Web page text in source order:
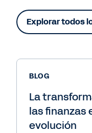
Explorar todos
BLOG
La
las finanzas
evolución